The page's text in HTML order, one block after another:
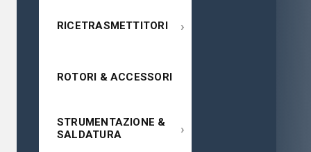
RICETRASMETTITORI ›
ROTORI & ACCESSORI
STRUMENTAZIONE &
SALDATURA
›